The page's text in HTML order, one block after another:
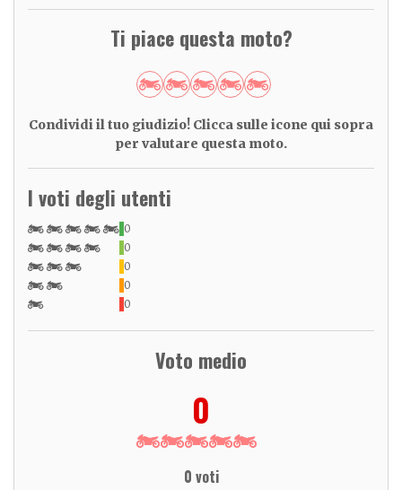
Ti piace questa moto?
Condividi il tuo giudizio! Clicca sulle icone qui sopra
per valutare questa moto.
I voti degli utenti
0
0
0
0
0
Voto medio
0
0 voti